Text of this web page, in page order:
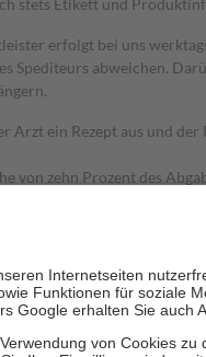
stets Etikett und
erfolgt bei uns
Spediteurs abweichen.
ein Rezept aus und
von zehn Prozent des
Gesundheit zu stärken
Lebensjahr mit Ausnahme
die von der GKV getragen